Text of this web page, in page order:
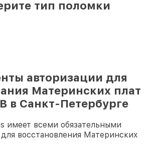
тип поломки
авторизации для
Материнских плат
в Санкт-Петербурге
имеет всеми обязательными
восстановления Материнских